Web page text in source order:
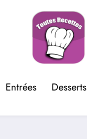
Entrées Desserts